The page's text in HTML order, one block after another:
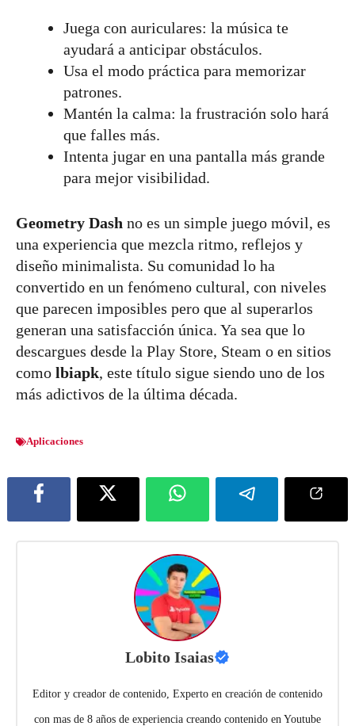
Juega con auriculares: la música te
ayudará a anticipar obstáculos.
Usa el modo práctica para memorizar
patrones.
Mantén la calma: la frustración solo hará
que falles más.
Intenta jugar en una pantalla más grande
para mejor visibilidad.
Geometry Dash no es un simple juego móvil, es
una experiencia que mezcla ritmo, reflejos y
diseño minimalista. Su comunidad lo ha
convertido en un fenómeno cultural, con niveles
que parecen imposibles pero que al superarlos
generan una satisfacción única. Ya sea que lo
descargues desde la Play Store, Steam o en sitios
como lbiapk, este título sigue siendo uno de los
más adictivos de la última década.
Aplicaciones
Lobito Isaias
Editor y creador de contenido, Experto en creación de contenido
con mas de 8 años de experiencia creando contenido en Youtube